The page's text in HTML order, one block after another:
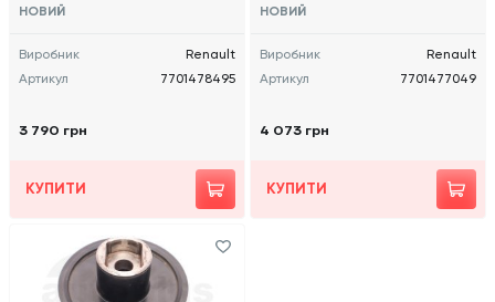
E
НОВИЙ
Виробник
Renault
Артикул
7701478495
3 790 грн
КУПИТИ
НОВИЙ
Виробник
Renault
Артикул
7701477049
4 073 грн
КУПИТИ